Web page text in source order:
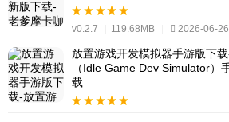
v0.2.7 119.68MB 2026-06-26
放置游戏开发模拟器手游版下
（Idle Game Dev Simulator）
载